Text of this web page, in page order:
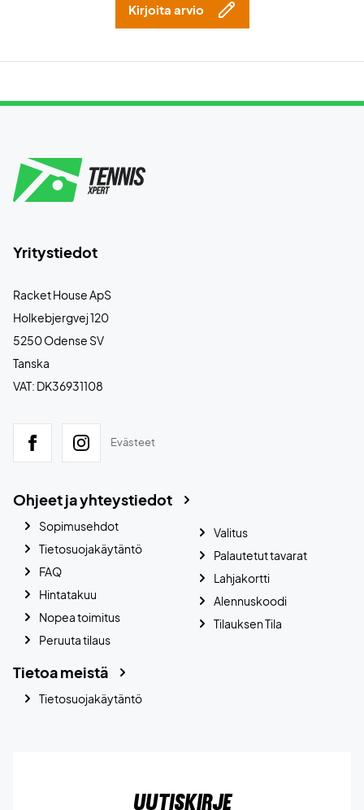
Kirjoita arvio
Yritystiedot
Racket House ApS
Holkebjergvej 120
5250 Odense SV
Tanska
VAT: DK36931108
Evästeet
Ohjeet ja yhteystiedot
Sopimusehdot
Tietosuojakäytäntö
FAQ
Hintatakuu
Nopea toimitus
Peruuta tilaus
Valitus
Palautetut tavarat
Lahjakortti
Alennuskoodi
Tilauksen Tila
Tietoa meistä
Tietosuojakäytäntö
Uutiskirje